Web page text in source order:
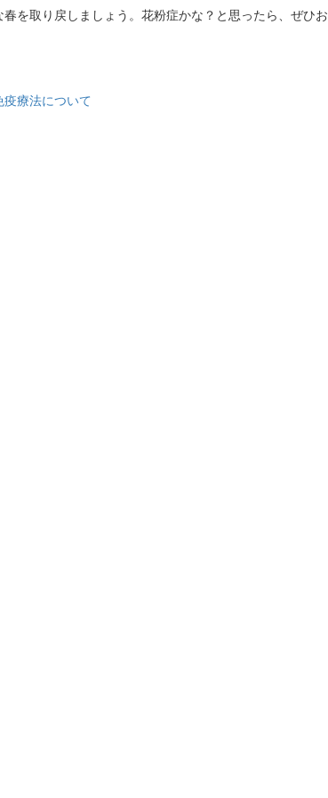
を取り戻しましょう。花粉症かな？と思ったら、ぜひお
療法について